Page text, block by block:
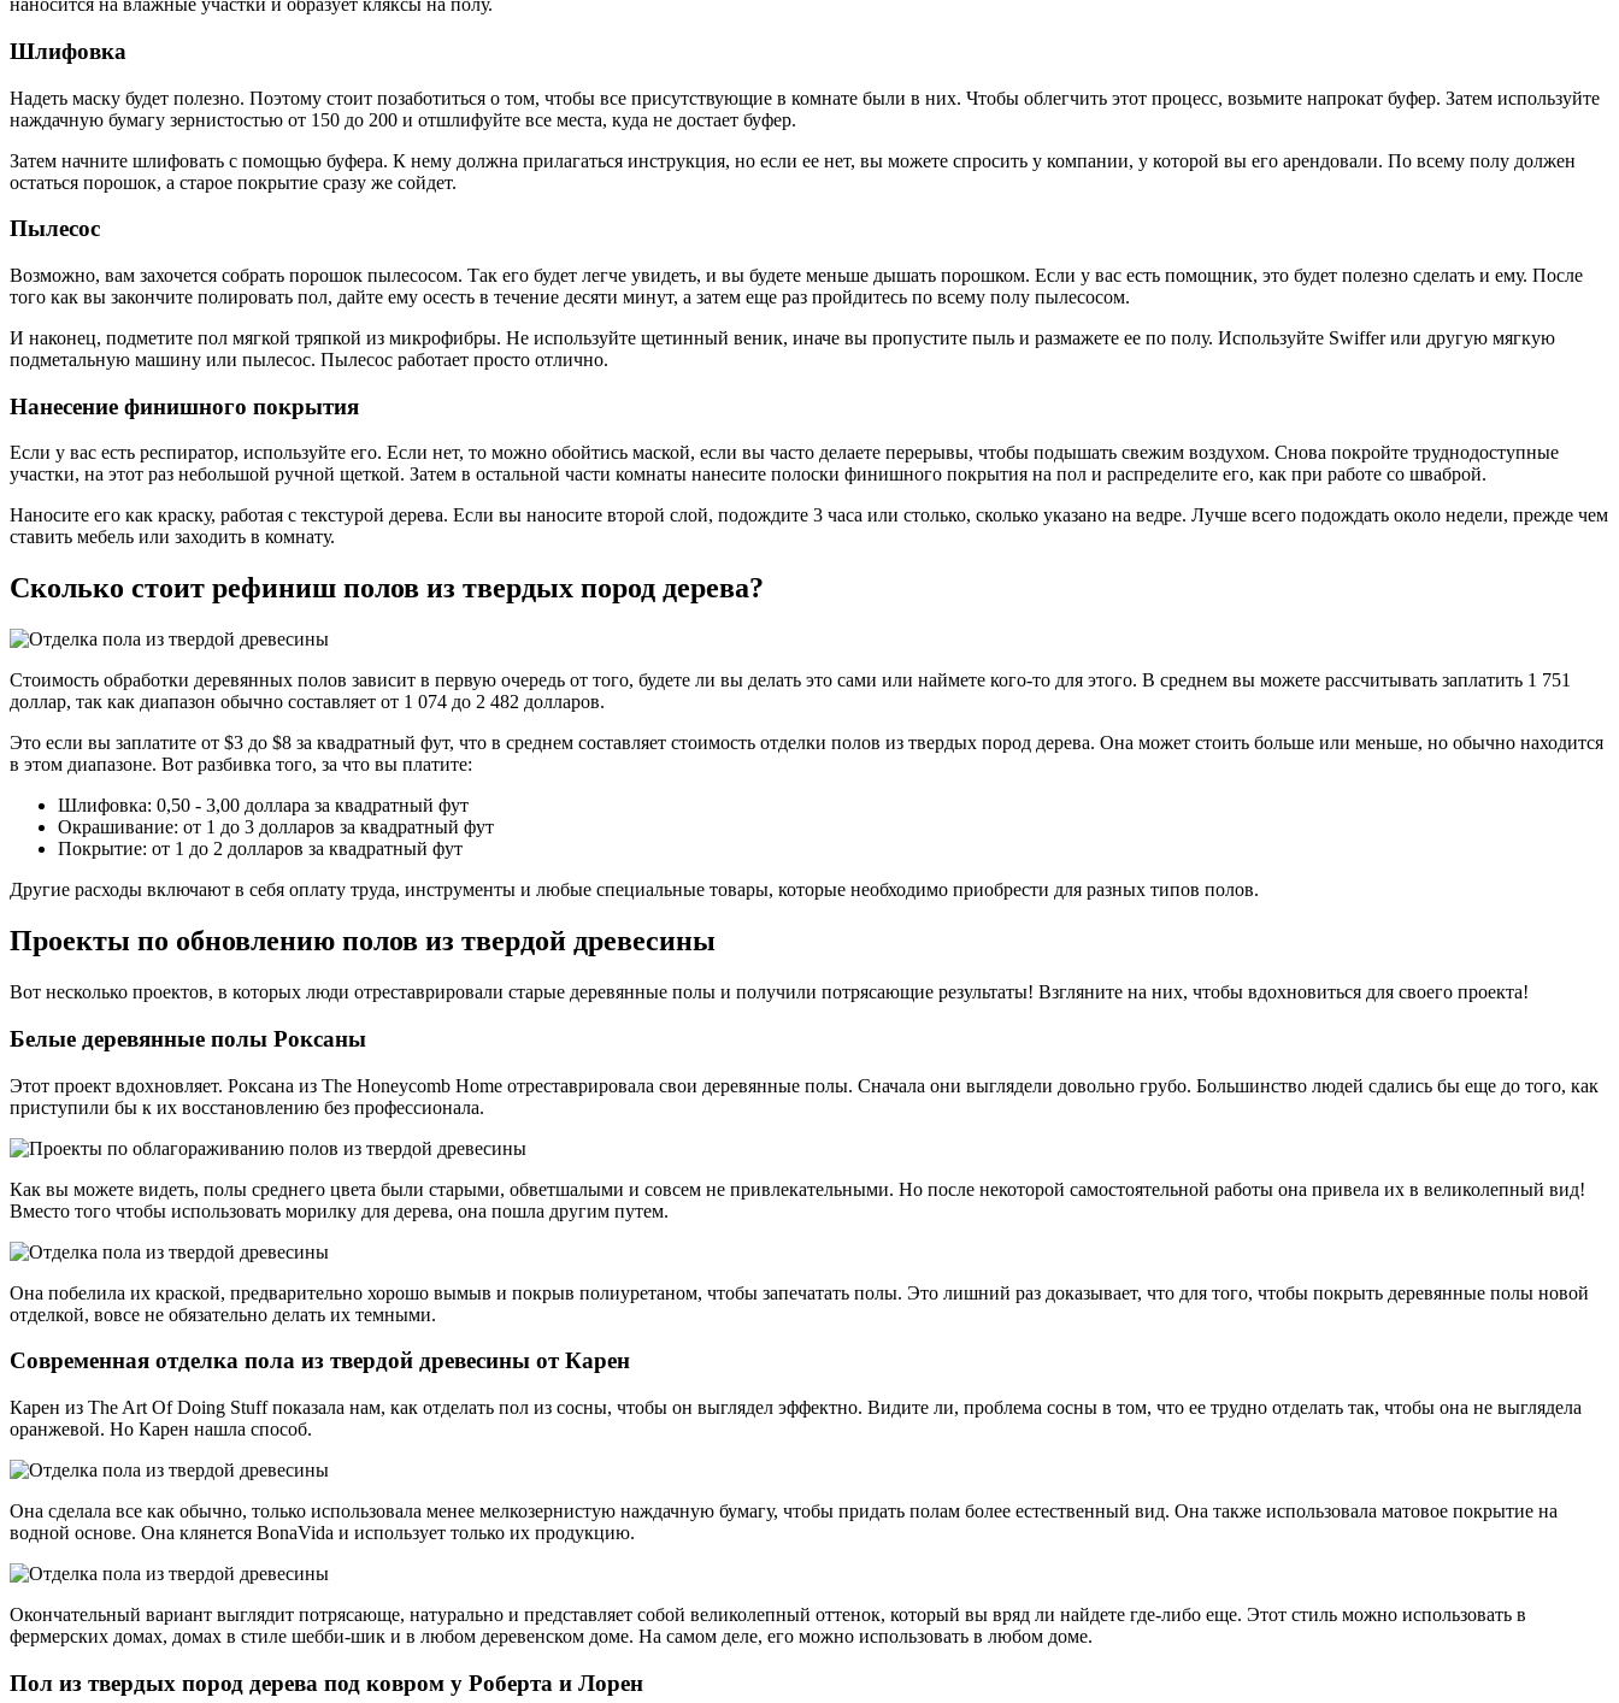
наносится на влажные участки и образует кляксы на полу.
Шлифовка
Надеть маску будет полезно. Поэтому стоит позаботиться о том, чтобы все присутствующие в комнате были в них. Чтобы облегчить этот процесс, возьмите напрокат буфер. Затем используйте
наждачную бумагу зернистостью от 150 до 200 и отшлифуйте все места, куда не достает буфер.
Затем начните шлифовать с помощью буфера. К нему должна прилагаться инструкция, но если ее нет, вы можете спросить у компании, у которой вы его арендовали. По всему полу должен
остаться порошок, а старое покрытие сразу же сойдет.
Пылесос
Возможно, вам захочется собрать порошок пылесосом. Так его будет легче увидеть, и вы будете меньше дышать порошком. Если у вас есть помощник, это будет полезно сделать и ему. После
того как вы закончите полировать пол, дайте ему осесть в течение десяти минут, а затем еще раз пройдитесь по всему полу пылесосом.
И наконец, подметите пол мягкой тряпкой из микрофибры. Не используйте щетинный веник, иначе вы пропустите пыль и размажете ее по полу. Используйте Swiffer или другую мягкую
подметальную машину или пылесос. Пылесос работает просто отлично.
Нанесение финишного покрытия
Если у вас есть респиратор, используйте его. Если нет, то можно обойтись маской, если вы часто делаете перерывы, чтобы подышать свежим воздухом. Снова покройте труднодоступные
участки, на этот раз небольшой ручной щеткой. Затем в остальной части комнаты нанесите полоски финишного покрытия на пол и распределите его, как при работе со шваброй.
Наносите его как краску, работая с текстурой дерева. Если вы наносите второй слой, подождите 3 часа или столько, сколько указано на ведре. Лучше всего подождать около недели, прежде чем
ставить мебель или заходить в комнату.
Сколько стоит рефиниш полов из твердых пород дерева?
Стоимость обработки деревянных полов зависит в первую очередь от того, будете ли вы делать это сами или наймете кого-то для этого. В среднем вы можете рассчитывать заплатить 1 751
доллар, так как диапазон обычно составляет от 1 074 до 2 482 долларов.
Это если вы заплатите от $3 до $8 за квадратный фут, что в среднем составляет стоимость отделки полов из твердых пород дерева. Она может стоить больше или меньше, но обычно находится
в этом диапазоне. Вот разбивка того, за что вы платите:
Шлифовка: 0,50 - 3,00 доллара за квадратный фут
Окрашивание: от 1 до 3 долларов за квадратный фут
Покрытие: от 1 до 2 долларов за квадратный фут
Другие расходы включают в себя оплату труда, инструменты и любые специальные товары, которые необходимо приобрести для разных типов полов.
Проекты по обновлению полов из твердой древесины
Вот несколько проектов, в которых люди отреставрировали старые деревянные полы и получили потрясающие результаты! Взгляните на них, чтобы вдохновиться для своего проекта!
Белые деревянные полы Роксаны
Этот проект вдохновляет. Роксана из The Honeycomb Home отреставрировала свои деревянные полы. Сначала они выглядели довольно грубо. Большинство людей сдались бы еще до того, как
приступили бы к их восстановлению без профессионала.
Как вы можете видеть, полы среднего цвета были старыми, обветшалыми и совсем не привлекательными. Но после некоторой самостоятельной работы она привела их в великолепный вид!
Вместо того чтобы использовать морилку для дерева, она пошла другим путем.
Она побелила их краской, предварительно хорошо вымыв и покрыв полиуретаном, чтобы запечатать полы. Это лишний раз доказывает, что для того, чтобы покрыть деревянные полы новой
отделкой, вовсе не обязательно делать их темными.
Современная отделка пола из твердой древесины от Карен
Карен из The Art Of Doing Stuff показала нам, как отделать пол из сосны, чтобы он выглядел эффектно. Видите ли, проблема сосны в том, что ее трудно отделать так, чтобы она не выглядела
оранжевой. Но Карен нашла способ.
Она сделала все как обычно, только использовала менее мелкозернистую наждачную бумагу, чтобы придать полам более естественный вид. Она также использовала матовое покрытие на
водной основе. Она клянется BonaVida и использует только их продукцию.
Окончательный вариант выглядит потрясающе, натурально и представляет собой великолепный оттенок, который вы вряд ли найдете где-либо еще. Этот стиль можно использовать в
фермерских домах, домах в стиле шебби-шик и в любом деревенском доме. На самом деле, его можно использовать в любом доме.
Пол из твердых пород дерева под ковром у Роберта и Лорен